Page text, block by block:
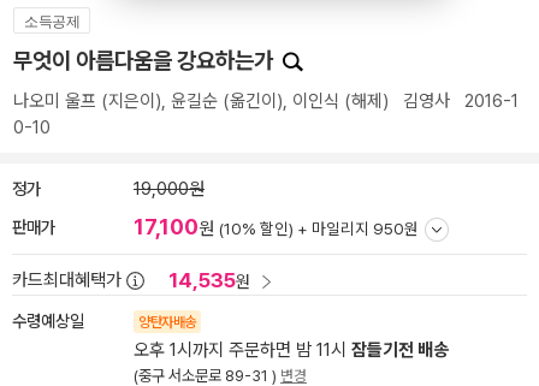
소득공제
무엇이 아름다움을 강요하는가
나오미 울프 (지은이), 윤길순 (옮긴이), 이인식 (해제) 김영사 2016-1
0-10
정가 19,000원
판매가 17,100원 (10% 할인) + 마일리지 950원
카드최대혜택가 14,535원
수령예상일 양탄자배송
오후 1시까지 주문하면 밤 11시 잠들기전 배송
(중구 서소문로 89-31 ) 변경